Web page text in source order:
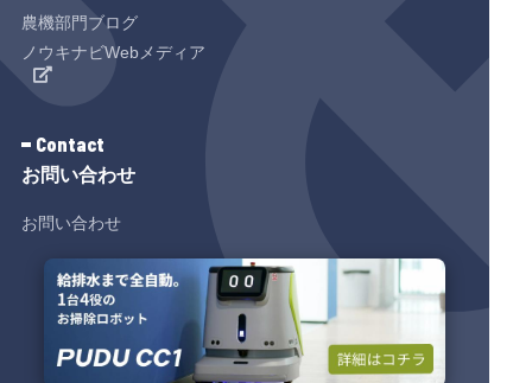
ない期間があったとしても、事由の如何
を問わず、甲は乙に対し、当該期間のレ
⑤本サービスの規約変更など通知の実施
⑦メールマガジンやダイレクトメールで
のご案内
⑧取得した閲覧履歴や購買履歴等の情報
を分析し新商品・サービスに関する広告
の実施
農機部門ブログ
ノウキナビWebメディア
お問い合わせ
Contact
お問い合わせ